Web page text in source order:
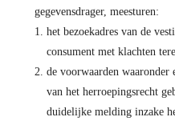
gegevensdrager, meesturen:
het bezoekadres van de
consument met klachten
de voorwaarden waaronder
van het herroepingsrecht
duidelijke melding inzake